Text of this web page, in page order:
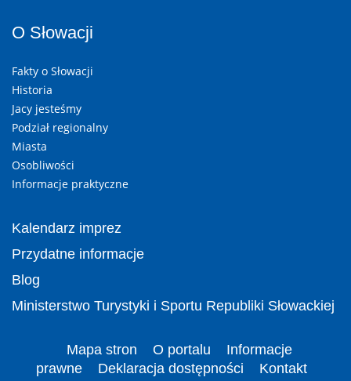
O Słowacji
Fakty o Słowacji
Historia
Jacy jesteśmy
Podział regionalny
Miasta
Osobliwości
Informacje praktyczne
Kalendarz imprez
Przydatne informacje
Blog
Ministerstwo Turystyki i Sportu Republiki Słowackiej
Mapa stron O portalu
Informacje
prawne
Deklaracja dostępności Kontakt